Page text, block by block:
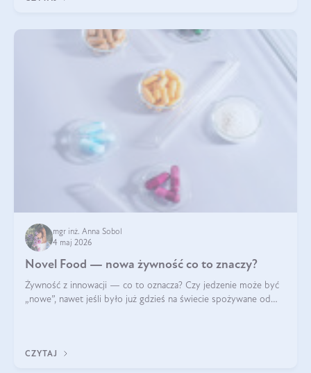
mgr inż. Anna Sobol
4 maj 2026
Novel Food — nowa żywność co to znaczy?
Żywność z innowacji — co to oznacza? Czy jedzenie może być
„nowe”, nawet jeśli było już gdzieś na świecie spożywane od
CZYTAJ